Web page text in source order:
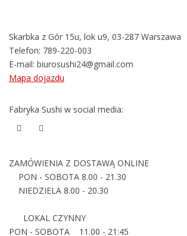
Skarbka z Gór 15u, lok u9, 03-287 Warszawa
Telefon: 789-220-003
E-mail: biurosushi24@gmail.com
Mapa dojazdu
Fabryka Sushi w social media:
ZAMÓWIENIA Z DOSTAWĄ ONLINE
PON - SOBOTA 8.00 - 21.30
NIEDZIELA 8.00 - 20.30
LOKAL CZYNNY
PON - SOBOTA 11.00 - 21:45